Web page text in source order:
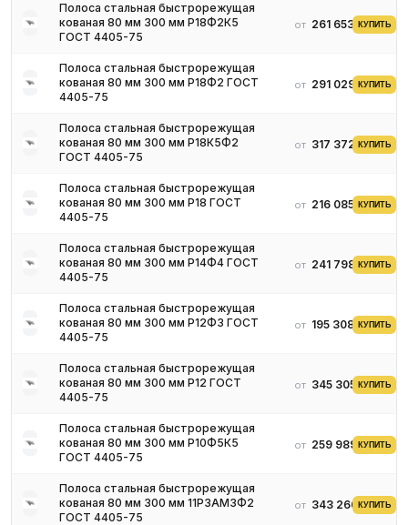
Полоса стальная быстрорежущая
кованая 80 мм 300 мм Р18Ф2К5
ГОСТ 4405-75
от 261 653 ₽КУПИТЬ
Полоса стальная быстрорежущая
кованая 80 мм 300 мм Р18Ф2 ГОСТ
4405-75
от 291 029 ₽КУПИТЬ
Полоса стальная быстрорежущая
кованая 80 мм 300 мм Р18К5Ф2
ГОСТ 4405-75
от 317 372 ₽КУПИТЬ
Полоса стальная быстрорежущая
кованая 80 мм 300 мм Р18 ГОСТ
4405-75
от 216 085 ₽КУПИТЬ
Полоса стальная быстрорежущая
кованая 80 мм 300 мм Р14Ф4 ГОСТ
4405-75
от 241 798 ₽КУПИТЬ
Полоса стальная быстрорежущая
кованая 80 мм 300 мм Р12Ф3 ГОСТ
4405-75
от 195 308 ₽КУПИТЬ
Полоса стальная быстрорежущая
кованая 80 мм 300 мм Р12 ГОСТ
4405-75
от 345 305 ₽КУПИТЬ
Полоса стальная быстрорежущая
кованая 80 мм 300 мм Р10Ф5К5
ГОСТ 4405-75
от 259 989 ₽КУПИТЬ
Полоса стальная быстрорежущая
кованая 80 мм 300 мм 11Р3АМ3Ф2
ГОСТ 4405-75
от 343 266 ₽КУПИТЬ